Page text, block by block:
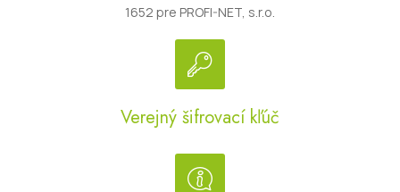
1652 pre PROFI-NET, s.r.o.
Verejný šifrovací kľúč